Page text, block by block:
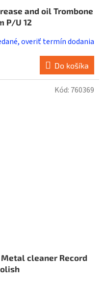
and oil Trombone
P/U 12
overiť termín dodania
Do košíka
cleaner Record
Kód: 760369